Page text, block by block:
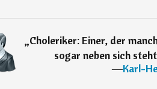
„Choleriker: Einer, der
sogar neben sich
―Karl-